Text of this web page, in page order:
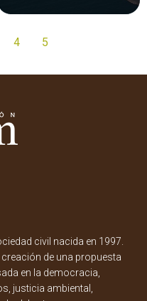
4 5
civil nacida en 1997.
de una propuesta
en la democracia,
justicia ambiental,